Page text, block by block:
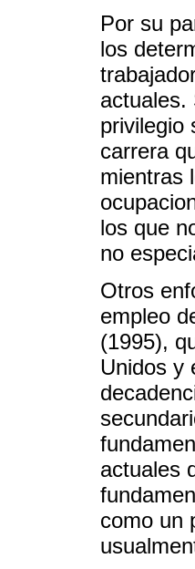
Por su
los
actuales.
privilegio
carrera
mientras
los que
no
Otros
empleo
(1995),
Unidos y
actuales
como un